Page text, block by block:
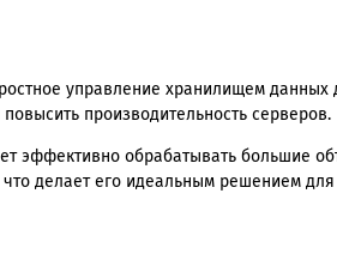
управление хранилищем
производительность серверов.
эффективно обрабатывать большие
делает его идеальным решением для